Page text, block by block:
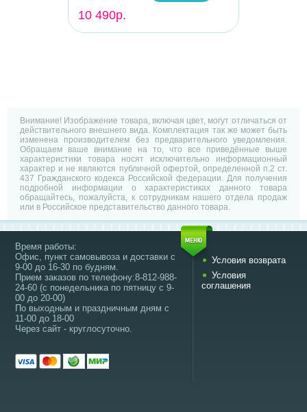
10 490р.
Внимание! Изображение товара, включая цвет, могут отличаться от
действительного внешнего вида. Комплектация так же может быть
изменена производителем без предварительного уведомления.
Обращаем ваше внимание на то, что все приведённые выше
характеристики товара носят исключительно информационный
характер и не являются публичной офертой, определенной п.2 ст.
437 Гражданского кодекса Российской федерации. Для получения
подробной информации о характеристиках данного товара
обращайтесь, пожалуйста, к сотрудникам нашего отдела продаж
или в Российское представительство данного товара.
Время работы:
Офис, пункт самовывоза и доставки с
9-00 до 16-30 по будням.
Прием заказов по телефону:8-812-988-
24-60 (с понедельника по пятницу с 9-
00 до 20-00)
По выходным и праздничным дням с
11-00 до 18-00
Через сайт - круглосуточно.
Условия возврата
Условия
соглашения